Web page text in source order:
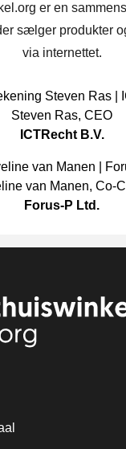
er en
sælger produkter
via internettet.
Steven Ras, CEO
ICTRecht B.V.
van Manen, Co-
Forus-P Ltd.